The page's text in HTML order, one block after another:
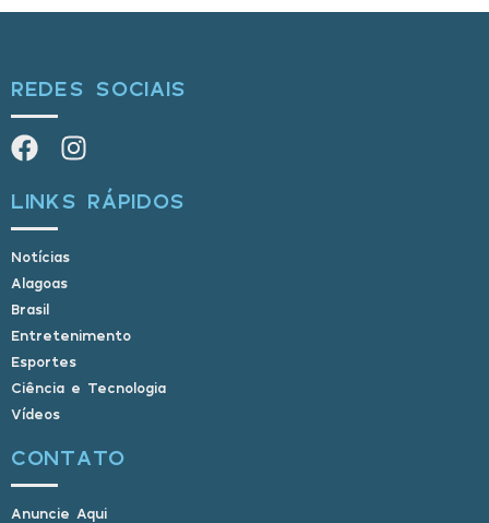
REDES SOCIAIS
LINKS RÁPIDOS
Notícias
Alagoas
Brasil
Entretenimento
Esportes
Ciência e Tecnologia
Vídeos
CONTATO
Anuncie Aqui